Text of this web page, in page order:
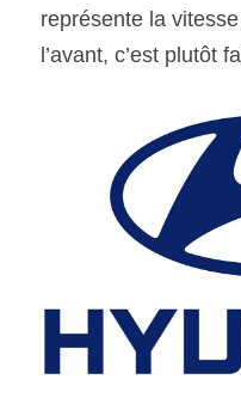
représente la
l’avant, c’est plutôt